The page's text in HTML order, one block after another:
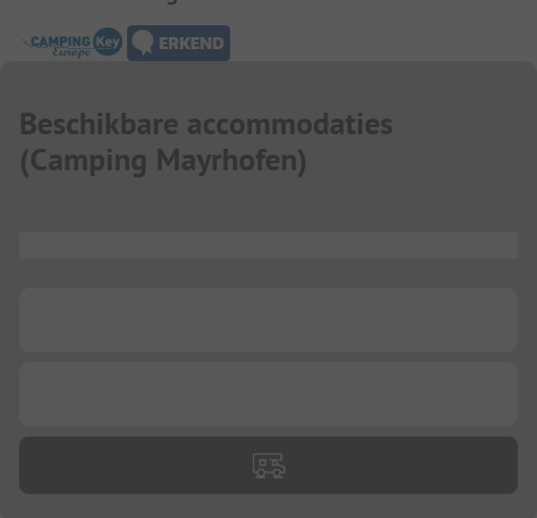
Beschikbare accommodaties
(Camping Mayrhofen)